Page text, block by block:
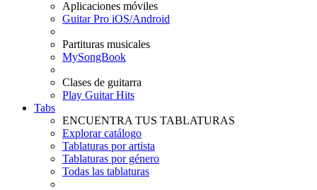
Aplicaciones móviles
Guitar Pro iOS/Android
Partituras musicales
MySongBook
Clases de guitarra
Play Guitar Hits
Tabs
ENCUENTRA TUS TABLATURAS
Explorar catálogo
Tablaturas por artista
Tablaturas por género
Todas las tablaturas